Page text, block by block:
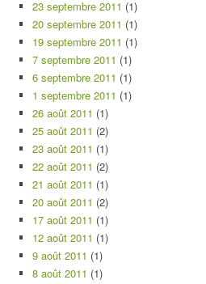
23 septembre 2011 (1)
20 septembre 2011 (1)
19 septembre 2011 (1)
7 septembre 2011 (1)
6 septembre 2011 (1)
1 septembre 2011 (1)
26 août 2011 (1)
25 août 2011 (2)
23 août 2011 (1)
22 août 2011 (2)
21 août 2011 (1)
20 août 2011 (2)
17 août 2011 (1)
12 août 2011 (1)
9 août 2011 (1)
8 août 2011 (1)